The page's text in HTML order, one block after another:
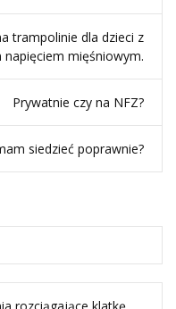
trampolinie dla dzieci z
napięciem mięśniowym.
Prywatnie czy na NFZ?
siedzieć poprawnie?
rozciągające klatkę